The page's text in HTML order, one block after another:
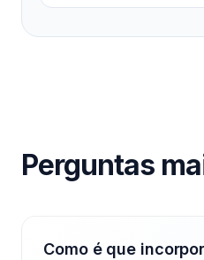
Perguntas
Como é que